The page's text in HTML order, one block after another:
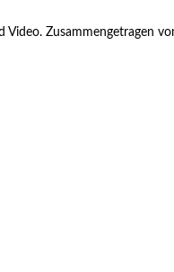
Zusammengetragen